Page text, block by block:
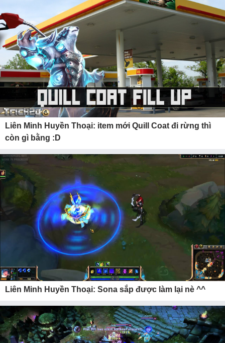
Liên Minh Huyền Thoại: item mới Quill Coat đi rừng thì
còn gì bằng :D
Liên Minh Huyền Thoại: Sona sắp được làm lại nè ^^